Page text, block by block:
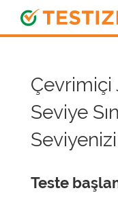
Çevrimiçi
Seviye
Teste